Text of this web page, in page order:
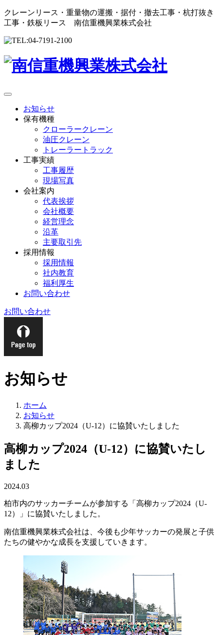
クレーンリース・重量物の運搬・据付・撤去工事・杭打抜き
工事・鉄板リース 南信重機興業株式会社
お知らせ
保有機種
クローラークレーン
油圧クレーン
トレーラートラック
工事実績
工事履歴
現場写真
会社案内
代表挨拶
会社概要
経営理念
沿革
主要取引先
採用情報
採用情報
社内教育
福利厚生
お問い合わせ
お問い合わせ
お知らせ
ホーム
お知らせ
高柳カップ2024（U-12）に協賛いたしました
高柳カップ2024（U-12）に協賛いたし
ました
2024.03
柏市内のサッカーチームが参加する「高柳カップ2024（U-
12）」に協賛いたしました。
南信重機興業株式会社は、今後も少年サッカーの発展と子供
たちの健やかな成長を支援していきます。